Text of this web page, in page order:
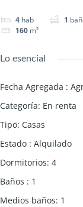
4 hab 1
160 m²
Lo esencial
Fecha Agregada :
Categoría: En renta
Tipo: Casas
Estado : Alquilado
Dormitorios: 4
Baños : 1
Medios baños: 1